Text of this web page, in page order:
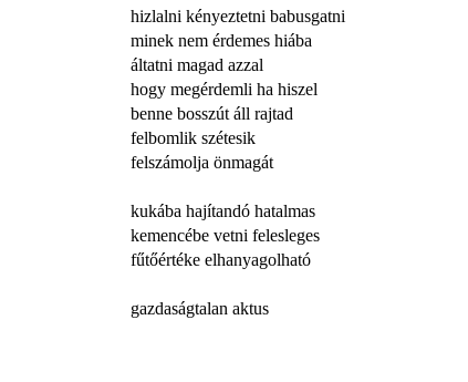
hizlalni kényeztetni babusgatni
minek nem érdemes hiába
áltatni magad azzal
hogy megérdemli ha hiszel
benne bosszút áll rajtad
felbomlik szétesik
felszámolja önmagát
kukába hajítandó hatalmas
kemencébe vetni felesleges
fűtőértéke elhanyagolható
gazdaságtalan aktus